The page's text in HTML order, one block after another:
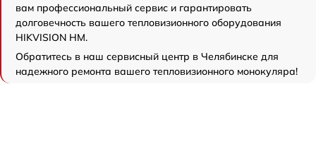
вам профессиональный сервис и гарантировать
долговечность вашего тепловизионного оборудования
HIKVISION HM.
Обратитесь в наш сервисный центр в Челябинске для
надежного ремонта вашего тепловизионного монокуляра!